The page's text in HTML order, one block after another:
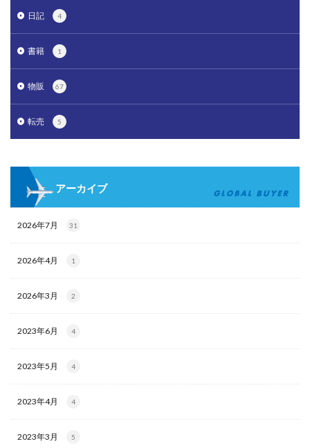
日記 4
書籍 1
物販 67
転売 5
アーカイブ
2026年7月 31
2026年4月 1
2026年3月 2
2023年6月 4
2023年5月 4
2023年4月 4
2023年3月 5